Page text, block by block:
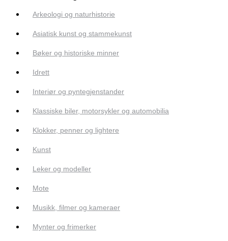
Arkeologi og naturhistorie
Asiatisk kunst og stammekunst
Bøker og historiske minner
Idrett
Interiør og pyntegjenstander
Klassiske biler, motorsykler og automobilia
Klokker, penner og lightere
Kunst
Leker og modeller
Mote
Musikk, filmer og kameraer
Mynter og frimerker